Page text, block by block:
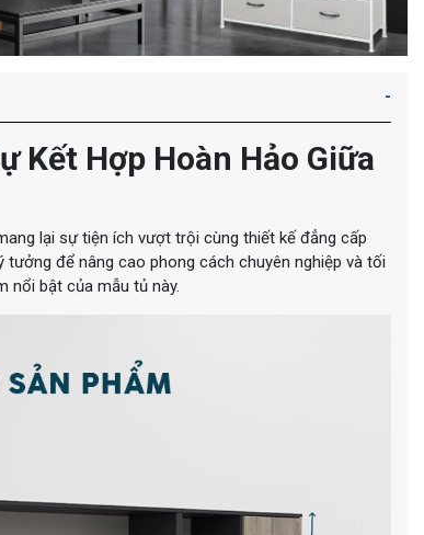
Kết Hợp Hoàn Hảo Giữa
lại sự tiện ích vượt trội cùng thiết kế đẳng cấp
để nâng cao phong cách chuyên nghiệp và tối
nổi bật của mẫu tủ này.